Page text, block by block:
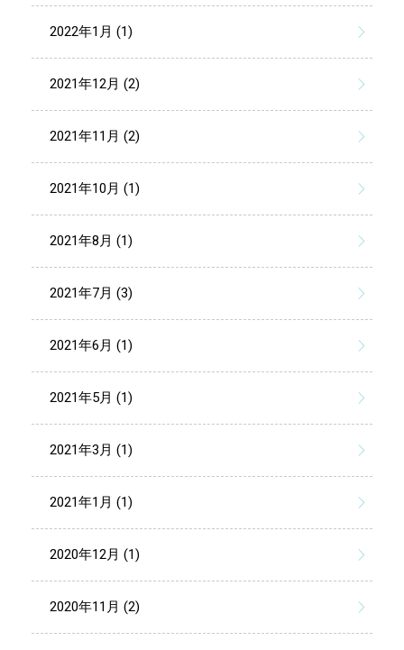
2022年1月 (1)
2021年12月 (2)
2021年11月 (2)
2021年10月 (1)
2021年8月 (1)
2021年7月 (3)
2021年6月 (1)
2021年5月 (1)
2021年3月 (1)
2021年1月 (1)
2020年12月 (1)
2020年11月 (2)